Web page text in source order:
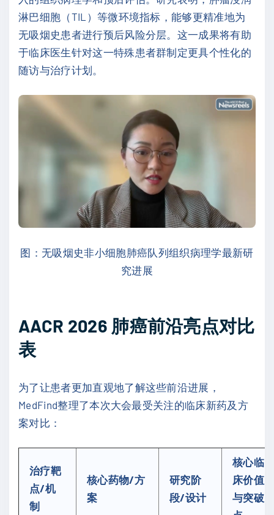
淋巴细胞（TIL）等微环境指标，能够更精准地为
无吸烟史患者进行预后风险分层。这一成果将有助
于临床医生针对这一特殊患者群制定更具个性化的
随访与治疗计划。
图：无吸烟史非小细胞肺癌队列组织病理学最新研
究进展
AACR 2026 肺癌前沿亮点对比
表
为了让患者更加直观地了解这些前沿进展，
MedFind整理了本次大会最受关注的临床新药及方
案对比：
治疗靶
点/机
制
核心药物/方
案
研究阶
段/设计
核心临
床价值
与突破